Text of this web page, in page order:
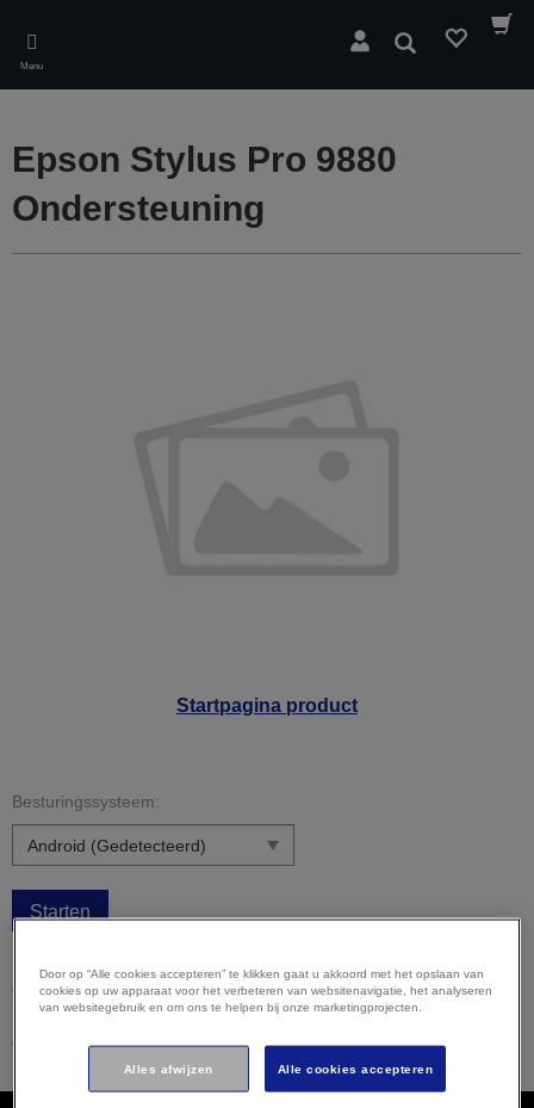
main
content
Menu
Zoeken
Startpagina product
Epson Stylus Pro 9880
Ondersteuning
Besturingssysteem:
Starten
gedetecteerd. Het is belangrijk dat u uw besturingssysteem
hierboven handmatig selecteert om ervoor te zorgen dat u
compatibele content bekijkt.
Door op “Alle cookies accepteren” te klikken gaat u akkoord met het opslaan van
cookies op uw apparaat voor het verbeteren van websitenavigatie, het analyseren
van websitegebruik en om ons te helpen bij onze marketingprojecten.
Alles afwijzen Alle cookies accepteren